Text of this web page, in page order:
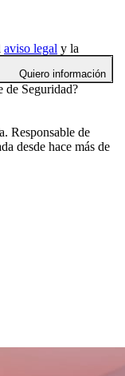
aviso legal y la
Quiero información
de Seguridad?
Responsable de
desde hace más de